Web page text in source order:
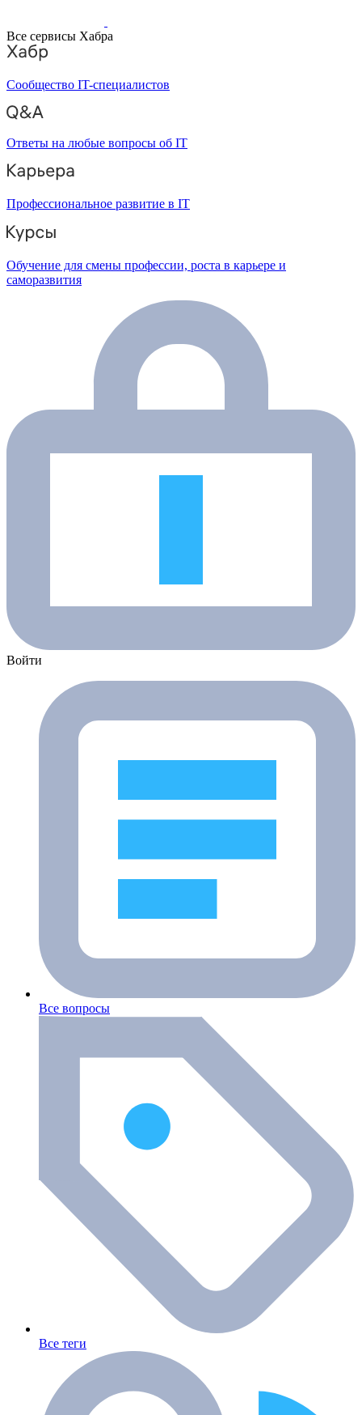
Все сервисы Хабра
Сообщество IT-специалистов
Ответы на любые вопросы об IT
Профессиональное развитие в IT
Обучение для смены профессии, роста в карьере и
саморазвития
Войти
Все вопросы
Все теги